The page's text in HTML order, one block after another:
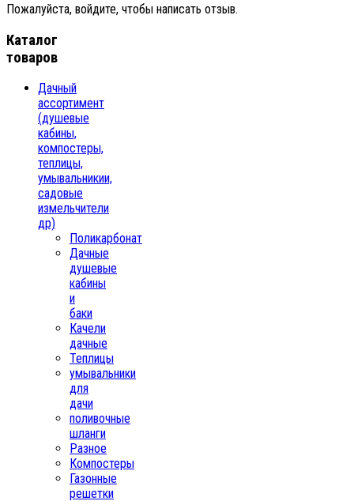
Пожалуйста, войдите, чтобы написать отзыв.
Каталог
товаров
Дачный
ассортимент
(душевые
кабины,
компостеры,
теплицы,
умывальникии,
садовые
измельчители
др)
Поликарбонат
Дачные
душевые
кабины
и
баки
Качели
дачные
Теплицы
умывальники
для
дачи
поливочные
шланги
Разное
Компостеры
Газонные
решетки